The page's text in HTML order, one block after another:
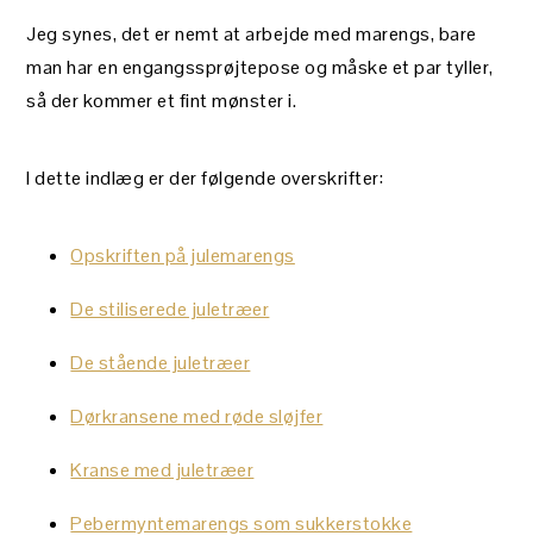
Jeg synes, det er nemt at arbejde med marengs, bare
man har en engangssprøjtepose og måske et par tyller,
så der kommer et fint mønster i.
I dette indlæg er der følgende overskrifter:
Opskriften på julemarengs
De stiliserede juletræer
De stående juletræer
Dørkransene med røde sløjfer
Kranse med juletræer
Pebermyntemarengs som sukkerstokke